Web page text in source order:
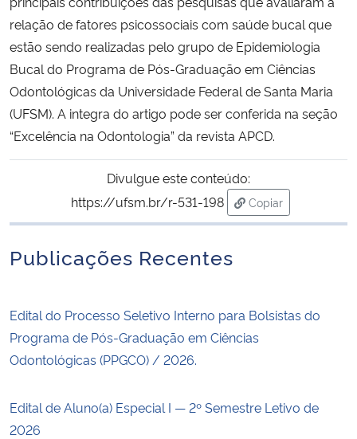
Ministério do Turismo
Ministério do Desenvolvimento Regional
Controladoria-Geral da União
Ministério da Mulher, da Família e dos Direitos Humanos
Gabinete de Segurança Institucional
Banco Central do Brasil
relação de fatores psicossociais com saúde bucal que
estão sendo realizadas pelo grupo de Epidemiologia
Bucal do Programa de Pós-Graduação em Ciências
Odontológicas da Universidade Federal de Santa Maria
(UFSM). A integra do artigo pode ser conferida na seção
“Excelência na Odontologia” da revista APCD.
Divulgue este conteúdo:
https://ufsm.br/r-531-198
Copiar
para área de
Publicações Recentes
Edital do Processo Seletivo Interno para Bolsistas do
Programa de Pós-Graduação em Ciências
Odontológicas (PPGCO) / 2026.
Edital de Aluno(a) Especial I — 2º Semestre Letivo de
2026